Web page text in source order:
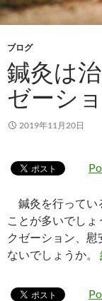
ブログ
鍼灸は
ゼーシ
2019年11月20日
鍼灸を行ってい
ことが多いでし
クゼーション、
ないでしょうか。